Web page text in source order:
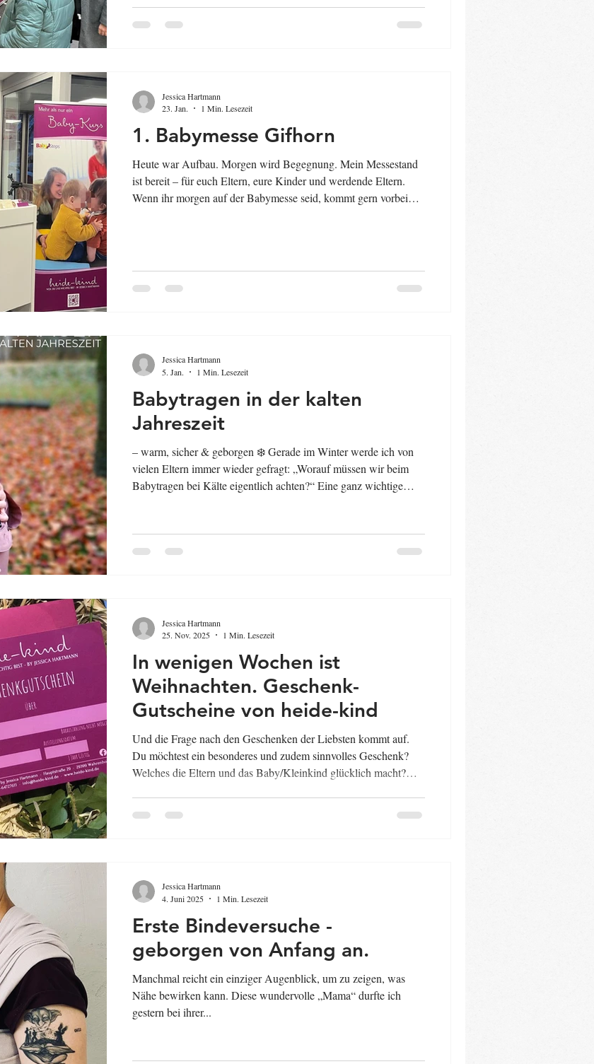
1. Babymesse Gifhorn
Heute war Aufbau. Morgen wird Begegnung. Mein Messestand
ist bereit – für euch Eltern, eure Kinder und werdende Eltern.
Wenn ihr morgen auf der Babymesse seid, kommt gern vorbei
#heidekind #weilduunswichtigbist
Jessica Hartmann
23. Jan.
1 Min. Lesezeit
Babytragen in der kalten
Jahreszeit
– warm, sicher & geborgen ❄️ Gerade im Winter werde ich von
vielen Eltern immer wieder gefragt: „Worauf müssen wir beim
Babytragen bei Kälte eigentlich achten?“ Eine ganz wichtige
Hebammen, das Deutsche Rote Kreuz (DRK) und auch die
Bundeszentrale für gesundheitliche Aufklärung (BZgA) immer
Jessica Hartmann
5. Jan.
1 Min. Lesezeit
In wenigen Wochen ist
Weihnachten. Geschenk-
Gutscheine von heide-kind
Und die Frage nach den Geschenken der Liebsten kommt auf.
Du möchtest ein besonderes und zudem sinnvolles Geschenk?
Welches die Eltern und das Baby/Kleinkind glücklich macht?
Kurs (1. Lbj) Babymassage Privat-Session für die ganze Familie
Jessica Hartmann
25. Nov. 2025
1 Min. Lesezeit
Erste Bindeversuche -
geborgen von Anfang an.
Manchmal reicht ein einziger Augenblick, um zu zeigen, was
Nähe bewirken kann. Diese wundervolle „Mama“ durfte ich
gestern bei ihrer...
Jessica Hartmann
4. Juni 2025
1 Min. Lesezeit